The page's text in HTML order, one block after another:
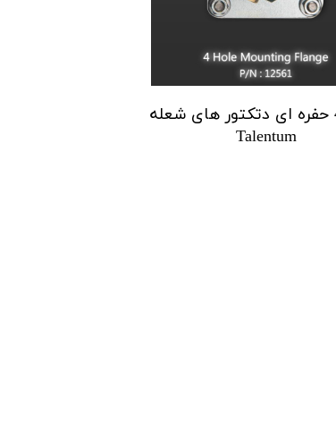
کیت 4 حفره ای دتکتور های شعله
Talentum